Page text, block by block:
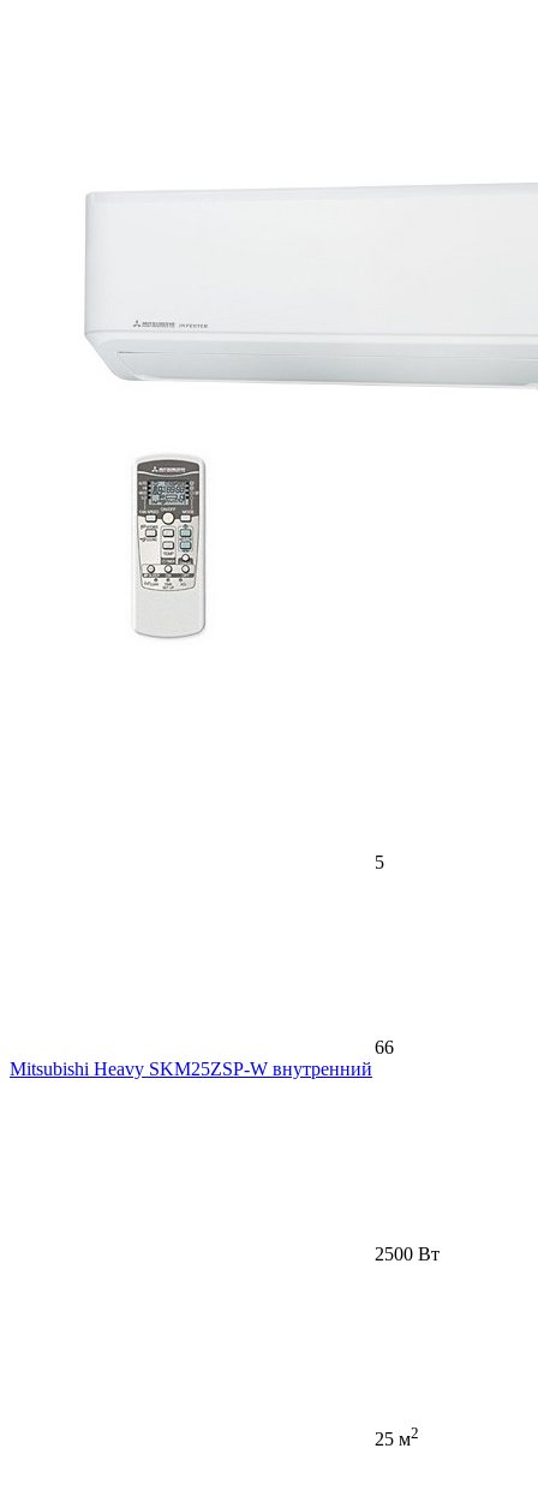
5
66
Mitsubishi Heavy SKM25ZSP-W внутренний
2500 Вт
25 м2